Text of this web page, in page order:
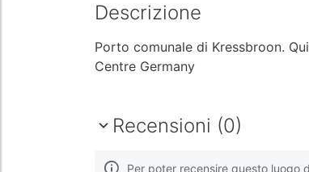
Descrizione
Porto comunale di Kressbroon.
Centre Germany
Recensioni (0)
Per poter recensire questo luogo